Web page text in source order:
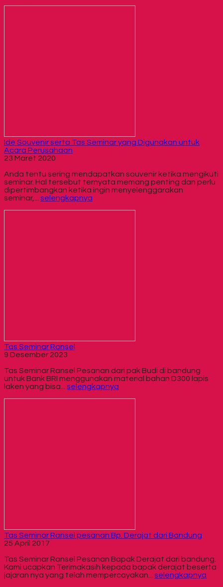
Ide Souvenir serta Tas Seminar yang Digunakan untuk
Acara Perusahaan
23 Maret 2020
Anda tentu sering mendapatkan souvenir ketika mengikuti
seminar. Hal tersebut ternyata memang penting dan perlu
dipertimbangkan ketika ingin menyelenggarakan
seminar,... selengkapnya
Tas Seminar Ransel
9 Desember 2023
Tas Seminar Ransel Pesanan dari pak Budi di bandung
untuk Bank BRI menggunakan material bahan D300 lapis
laken yang bisa... selengkapnya
Tas Seminar Ransel pesanan Bp. Derajat dari Bandung
25 April 2017
Tas Seminar Ransel Pesanan Bapak Derajat dari bandung.
Kami ucapkan Terimakasih kepada bapak derajat beserta
jajaran nya yang telah mempercayakan... selengkapnya